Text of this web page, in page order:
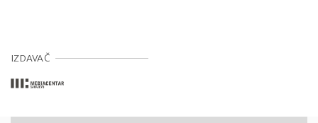
IZDAVAČ